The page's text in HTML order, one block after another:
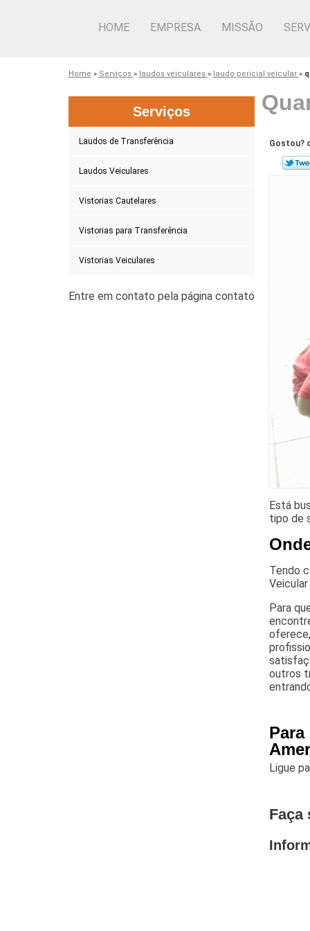
HOME EMPRESA MISSÃO
Home » Serviços » laudos veiculares » laudo pericial veicular »
Serviços
Laudos de Transferência
Laudos Veiculares
Vistorias Cautelares
Vistorias para Transferência
Vistorias Veiculares
Gostou?
Está
tipo de
Tendo
Para
outros
Ligue
Faça